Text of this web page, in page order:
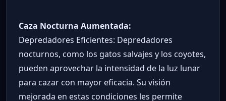
Caza Nocturna Aumentada:
Depredadores Eficientes: Depredadores
nocturnos, como los gatos salvajes y los coyotes,
pueden aprovechar la intensidad de la luz lunar
para cazar con mayor eficacia. Su visión
mejorada en estas condiciones les permite